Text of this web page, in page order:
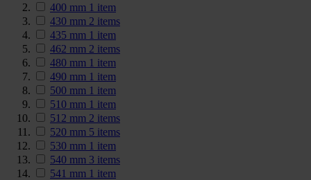
400 mm 1 item
430 mm 2 items
435 mm 1 item
462 mm 2 items
480 mm 1 item
490 mm 1 item
500 mm 1 item
510 mm 1 item
512 mm 2 items
520 mm 5 items
530 mm 1 item
540 mm 3 items
541 mm 1 item